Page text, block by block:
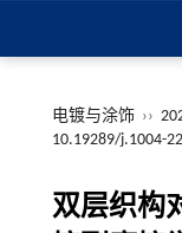
电镀与涂饰 ››
10.19289/j.1004-
双层织构